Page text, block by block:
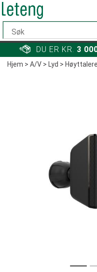
DU ER KR. 3
Hjem>A/V>Lyd>Høyttalere